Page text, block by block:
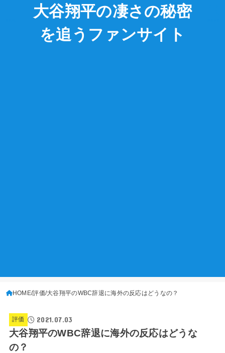
大谷翔平の凄さの秘密
を追うファンサイト
HOME 評価 大谷翔平のWBC辞退に海外の反応はどうなの？
評価 2021.07.03
大谷翔平のWBC辞退に海外の反応はどうな
の？